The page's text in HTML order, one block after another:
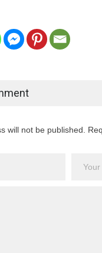
will not be published.